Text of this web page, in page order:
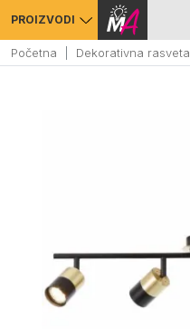
PROIZVODI
Početna Dekorativna rasveta